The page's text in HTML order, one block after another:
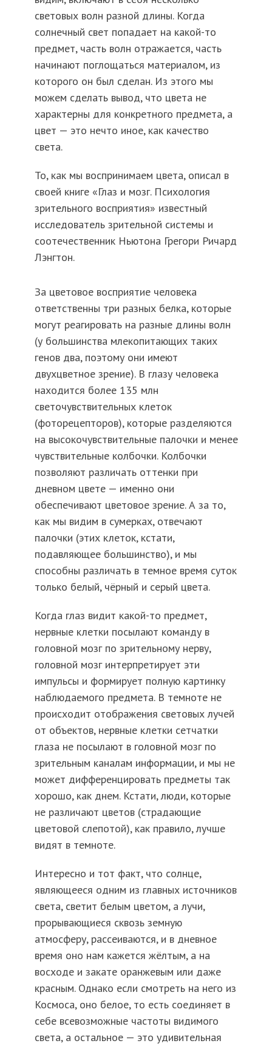
световых волн разной длины. Когда
солнечный свет попадает на какой-то
предмет, часть волн отражается, часть
начинают поглощаться материалом, из
которого он был сделан. Из этого мы
можем сделать вывод, что цвета не
характерны для конкретного предмета, а
цвет — это нечто иное, как качество
света.
То, как мы воспринимаем цвета, описал в
своей книге «Глаз и мозг. Психология
зрительного восприятия» известный
исследователь зрительной системы и
соотечественник Ньютона Грегори Ричард
Лэнгтон.
За цветовое восприятие человека
ответственны три разных белка, которые
могут реагировать на разные длины волн
(у большинства млекопитающих таких
генов два, поэтому они имеют
двухцветное зрение). В глазу человека
находится более 135 млн
светочувствительных клеток
(фоторецепторов), которые разделяются
на высокочувствительные палочки и менее
чувствительные колбочки. Колбочки
позволяют различать оттенки при
дневном цвете — именно они
обеспечивают цветовое зрение. А за то,
как мы видим в сумерках, отвечают
палочки (этих клеток, кстати,
подавляющее большинство), и мы
способны различать в темное время суток
только белый, чёрный и серый цвета.
Когда глаз видит какой-то предмет,
нервные клетки посылают команду в
головной мозг по зрительному нерву,
головной мозг интерпретирует эти
импульсы и формирует полную картинку
наблюдаемого предмета. В темноте не
происходит отображения световых лучей
от объектов, нервные клетки сетчатки
глаза не посылают в головной мозг по
зрительным каналам информации, и мы не
может дифференцировать предметы так
хорошо, как днем. Кстати, люди, которые
не различают цветов (страдающие
цветовой слепотой), как правило, лучше
видят в темноте.
Интересно и тот факт, что солнце,
являющееся одним из главных источников
света, светит белым цветом, а лучи,
прорывающиеся сквозь земную
атмосферу, рассеиваются, и в дневное
время оно нам кажется жёлтым, а на
восходе и закате оранжевым или даже
красным. Однако если смотреть на него из
Космоса, оно белое, то есть соединяет в
себе всевозможные частоты видимого
света, а остальное — это удивительная